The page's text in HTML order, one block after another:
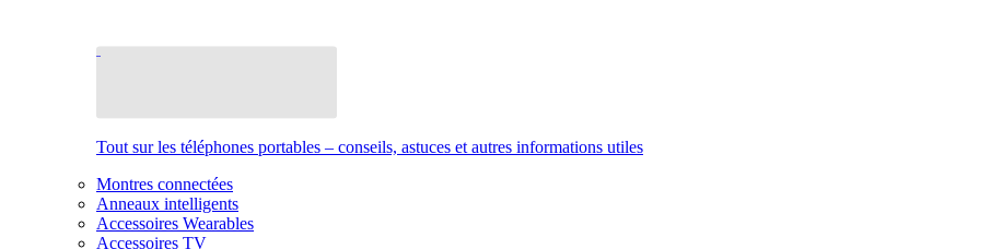
Tout sur les téléphones portables – conseils, astuces et autres informations utiles
Montres connectées
Anneaux intelligents
Accessoires Wearables
Accessoires TV